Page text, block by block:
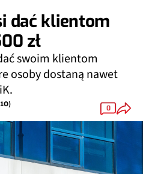
dać klientom
zł
swoim klientom
osoby dostaną nawet
0